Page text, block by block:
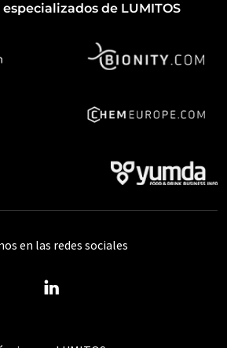
de LUMITOS
en las redes sociales